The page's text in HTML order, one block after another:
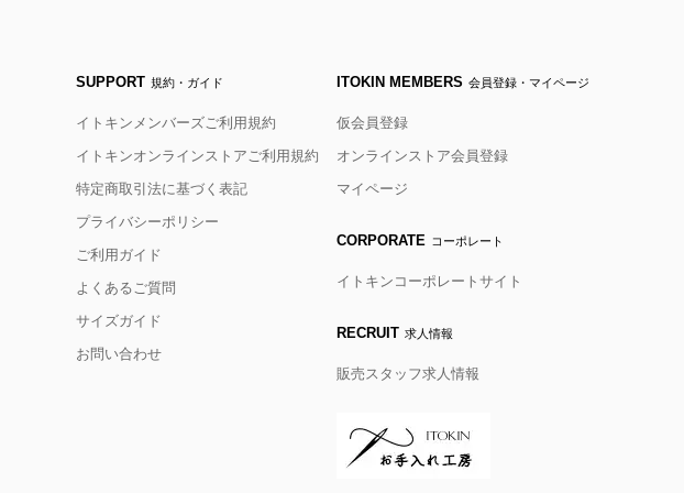
SUPPORT 規約・ガイド
イトキンメンバーズご利用規約
イトキンオンラインストアご利用規約
特定商取引法に基づく表記
プライバシーポリシー
ご利用ガイド
よくあるご質問
サイズガイド
お問い合わせ
ITOKIN MEMBERS 会員登録・マイページ
仮会員登録
オンラインストア会員登録
マイページ
CORPORATE コーポレート
イトキンコーポレートサイト
RECRUIT 求人情報
販売スタッフ求人情報